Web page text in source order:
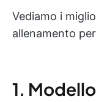
Vediamo i
allenamento
1.